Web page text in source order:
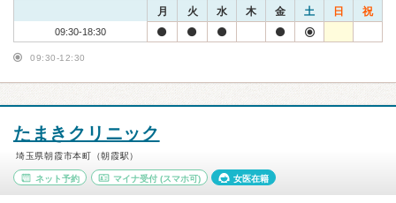
月 火 水 木 金 土 日 祝
09:30-18:30
09:30-12:30
たまきクリニック
埼玉県朝霞市本町（朝霞駅）
ネット予約 マイナ受付(スマホ可) 女医在籍